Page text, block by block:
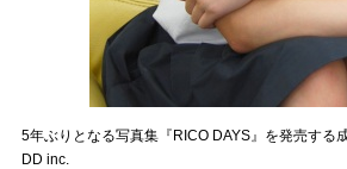
5年ぶりとなる写真集『RICO DAYS』を発売す
DD inc.